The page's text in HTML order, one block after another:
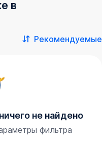
в
Рекомендуемые
не найдено
фильтра